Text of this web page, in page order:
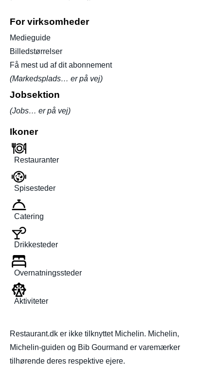
For virksomheder
Medieguide
Billedstørrelser
Få mest ud af dit abonnement
(Markedsplads… er på vej)
Jobsektion
(Jobs… er på vej)
Ikoner
Restauranter
Spisesteder
Catering
Drikkesteder
Overnatningssteder
Aktiviteter
Restaurant.dk er ikke tilknyttet Michelin. Michelin,
Michelin-guiden og Bib Gourmand er varemærker
tilhørende deres respektive ejere.